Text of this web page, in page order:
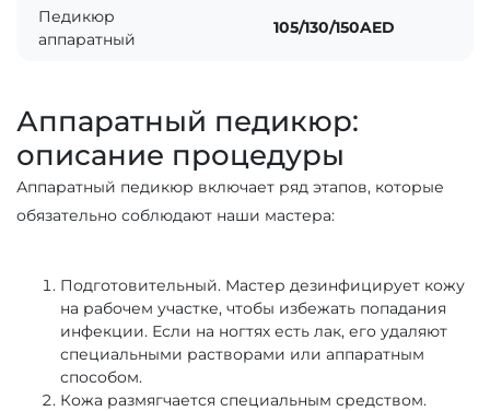
Педикюр
аппаратный
105/130/150AED
Аппаратный педикюр:
описание процедуры
Аппаратный педикюр включает ряд этапов, которые
обязательно соблюдают наши мастера:
Подготовительный. Мастер дезинфицирует кожу
на рабочем участке, чтобы избежать попадания
инфекции. Если на ногтях есть лак, его удаляют
специальными растворами или аппаратным
способом.
Кожа размягчается специальным средством.